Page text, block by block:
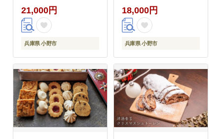
ゼント ]【のし(無地)】
21,000円
兵庫県 小野市
こ 兵庫県 小野市
18,000円
兵庫県 小野市